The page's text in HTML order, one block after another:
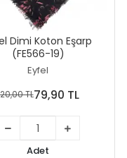
Dimi Koton Eşarp
(FE566-19)
Eyfel
TL79,90 TL
Adet